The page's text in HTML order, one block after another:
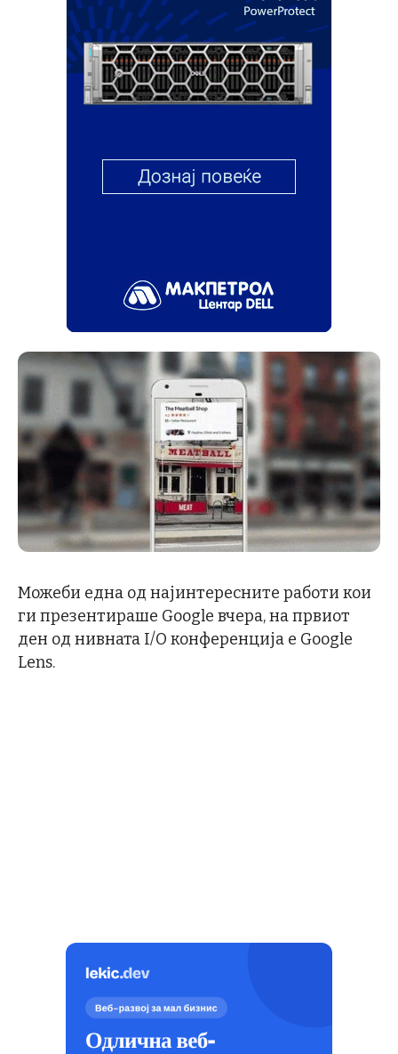
Можеби една од најинтересните работи кои
ги презентираше Google вчера, на првиот
ден од нивната I/O конференција е Google
Lens.